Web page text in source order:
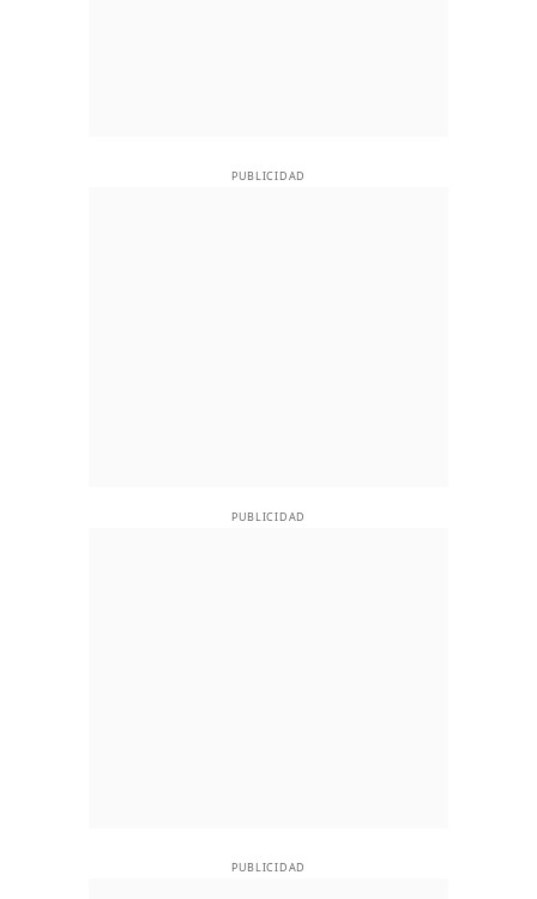
PUBLICIDAD
PUBLICIDAD
PUBLICIDAD